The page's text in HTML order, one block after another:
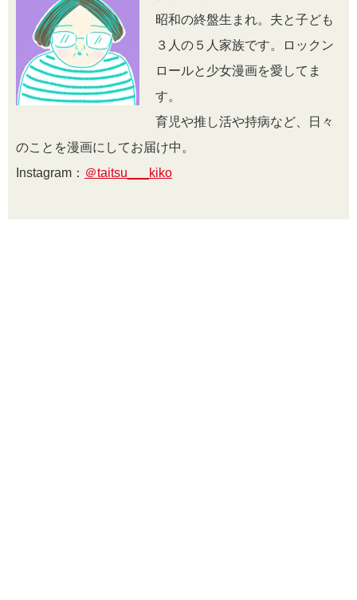
昭和の終盤生まれ。夫と子ども
３人の５人家族です。ロックン
ロールと少女漫画を愛してま
す。
育児や推し活や持病など、日々
のことを漫画にしてお届け中。
Instagram： ＠taitsu___kiko